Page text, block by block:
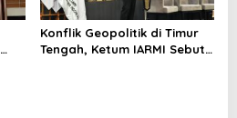
Konflik Geopolitik di Timur
Tengah, Ketum IARMI Sebut